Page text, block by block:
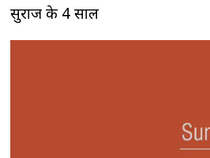
सुराज के 4 साल